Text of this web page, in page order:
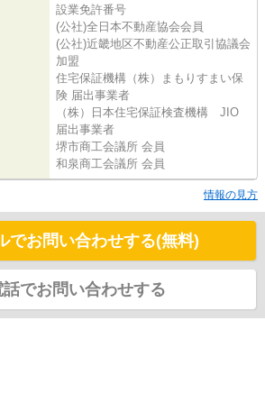
設業免許番号
(公社)全日本不動産協会会員
(公社)近畿地区不動産公正取引協議会
加盟
住宅保証機構（株）まもりすまい保
険 届出事業者
（株）日本住宅保証検査機構 JIO
届出事業者
堺市商工会議所 会員
和泉商工会議所 会員
情報の見方
でお問い合わせする(無料)
話でお問い合わせする